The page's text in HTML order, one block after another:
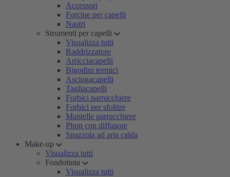
Accessori
Forcine per capelli
Nastri
Strumenti per capelli
Visualizza tutti
Raddrizzatore
Arricciacapelli
Bigodini termici
Asciugacapelli
Tagliacapelli
Forbici parrucchiere
Forbici per sfoltire
Mantelle parrucchiere
Phon con diffusore
Spazzola ad aria calda
Make-up
Visualizza tutti
Fondotinta
Visualizza tutti